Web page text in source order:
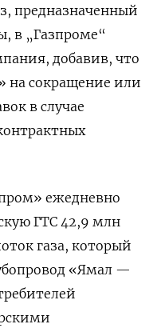
предназначенный
в „Газпроме“
добавив, что
на сокращение или
в случае
ежедневно
ГТС 42,9 млн
газа, который
«Ямал —